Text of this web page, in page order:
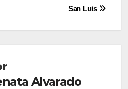
San Luis
Alvarado